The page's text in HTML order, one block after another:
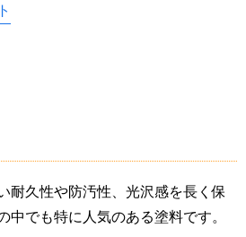
耐久性や防汚性、光沢感を長く保
中でも特に人気のある塗料です。